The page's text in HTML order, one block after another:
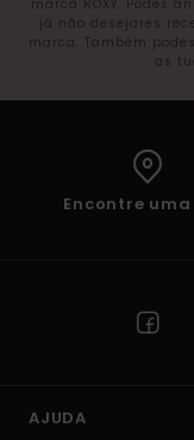
marca ROXY. Podes
já não desejares
marca. Também
as
Encontre
AJUDA